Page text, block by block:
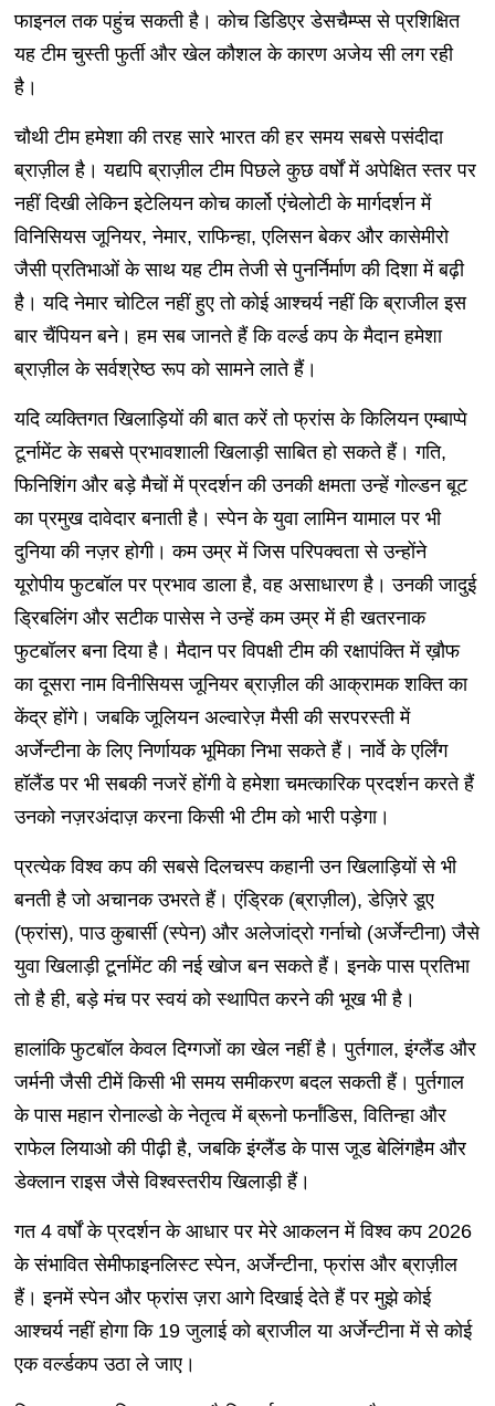
फाइनल तक पहुंच सकती है। कोच डिडिएर डेसचैम्प्स से प्रशिक्षित
यह टीम चुस्ती फुर्ती और खेल कौशल के कारण अजेय सी लग रही
है।
चौथी टीम हमेशा की तरह सारे भारत की हर समय सबसे पसंदीदा
ब्राज़ील है। यद्यपि ब्राज़ील टीम पिछले कुछ वर्षों में अपेक्षित स्तर पर
नहीं दिखी लेकिन इटेलियन कोच कार्लो एंचेलोटी के मार्गदर्शन में
विनिसियस जूनियर, नेमार, राफिन्हा, एलिसन बेकर और कासेमीरो
जैसी प्रतिभाओं के साथ यह टीम तेजी से पुनर्निर्माण की दिशा में बढ़ी
है। यदि नेमार चोटिल नहीं हुए तो कोई आश्चर्य नहीं कि ब्राजील इस
बार चैंपियन बने। हम सब जानते हैं कि वर्ल्ड कप के मैदान हमेशा
ब्राज़ील के सर्वश्रेष्ठ रूप को सामने लाते हैं।
यदि व्यक्तिगत खिलाड़ियों की बात करें तो फ्रांस के किलियन एम्बाप्पे
टूर्नामेंट के सबसे प्रभावशाली खिलाड़ी साबित हो सकते हैं। गति,
फिनिशिंग और बड़े मैचों में प्रदर्शन की उनकी क्षमता उन्हें गोल्डन बूट
का प्रमुख दावेदार बनाती है। स्पेन के युवा लामिन यामाल पर भी
दुनिया की नज़र होगी। कम उम्र में जिस परिपक्वता से उन्होंने
यूरोपीय फुटबॉल पर प्रभाव डाला है, वह असाधारण है। उनकी जादुई
ड्रिबलिंग और सटीक पासेस ने उन्हें कम उम्र में ही खतरनाक
फुटबॉलर बना दिया है। मैदान पर विपक्षी टीम की रक्षापंक्ति में ख़ौफ
का दूसरा नाम विनीसियस जूनियर ब्राज़ील की आक्रामक शक्ति का
केंद्र होंगे। जबकि जूलियन अल्वारेज़ मैसी की सरपरस्ती में
अर्जेन्टीना के लिए निर्णायक भूमिका निभा सकते हैं। नार्वे के एर्लिंग
हॉलैंड पर भी सबकी नजरें होंगी वे हमेशा चमत्कारिक प्रदर्शन करते हैं
उनको नज़रअंदाज़ करना किसी भी टीम को भारी पड़ेगा।
प्रत्येक विश्व कप की सबसे दिलचस्प कहानी उन खिलाड़ियों से भी
बनती है जो अचानक उभरते हैं। एंड्रिक (ब्राज़ील), डेज़िरे डूए
(फ्रांस), पाउ कुबार्सी (स्पेन) और अलेजांद्रो गर्नाचो (अर्जेन्टीना) जैसे
युवा खिलाड़ी टूर्नामेंट की नई खोज बन सकते हैं। इनके पास प्रतिभा
तो है ही, बड़े मंच पर स्वयं को स्थापित करने की भूख भी है।
हालांकि फुटबॉल केवल दिग्गजों का खेल नहीं है। पुर्तगाल, इंग्लैंड और
जर्मनी जैसी टीमें किसी भी समय समीकरण बदल सकती हैं। पुर्तगाल
के पास महान रोनाल्डो के नेतृत्व में ब्रूनो फर्नांडिस, वितिन्हा और
राफेल लियाओ की पीढ़ी है, जबकि इंग्लैंड के पास जूड बेलिंगहैम और
डेक्लान राइस जैसे विश्वस्तरीय खिलाड़ी हैं।
गत 4 वर्षों के प्रदर्शन के आधार पर मेरे आकलन में विश्व कप 2026
के संभावित सेमीफाइनलिस्ट स्पेन, अर्जेन्टीना, फ्रांस और ब्राज़ील
हैं। इनमें स्पेन और फ्रांस ज़रा आगे दिखाई देते हैं पर मुझे कोई
आश्चर्य नहीं होगा कि 19 जुलाई को ब्राजील या अर्जेन्टीना में से कोई
एक वर्ल्डकप उठा ले जाए।